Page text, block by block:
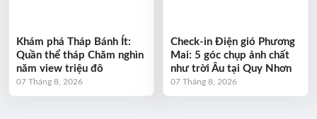
Khám phá Tháp Bánh Ít:
Quần thể tháp Chăm nghìn
năm view triệu đô
07 Tháng 8, 2026
Check-in Điện gió Phương
Mai: 5 góc chụp ảnh chất
như trời Âu tại Quy Nhơn
07 Tháng 8, 2026